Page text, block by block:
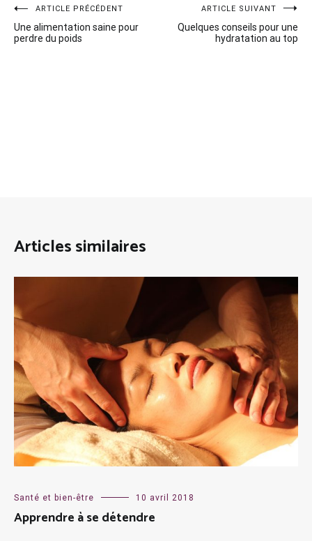
Navigation
de
ARTICLE PRÉCÉDENT
Une alimentation saine pour
perdre du poids
ARTICLE SUIVANT
Quelques conseils pour une
hydratation au top
Articles similaires
Santé et bien-être 10 avril 2018
Apprendre à se détendre